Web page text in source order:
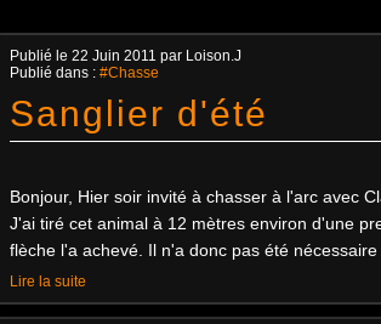
Publié le 22 Juin 2011 par Loison.J
Publié dans : #Chasse
Sanglier d'été
Bonjour, Hier soir invité à chasser à l'arc avec
J'ai tiré cet animal à 12 mètres environ d'une
flèche l'a achevé. Il n'a donc pas été nécessaire
Lire la suite